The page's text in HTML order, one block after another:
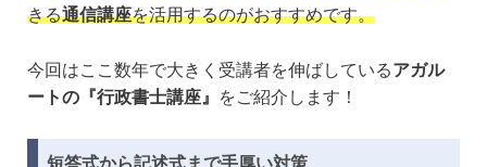
きる通信講座を活用するのがおすすめです。
今回はここ数年で大きく受講者を伸ばしているアガル
ートの『行政書士講座』
をご紹介します！